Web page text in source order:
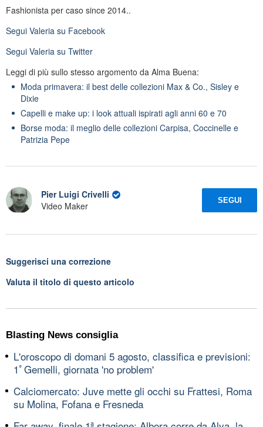
Fashionista per caso since 2014..
Segui Valeria su Facebook
Segui Valeria su Twitter
Leggi di più sullo stesso argomento da Alma Buena:
Moda primavera: il best delle collezioni Max & Co., Sisley e
Dixie
Capelli e make up: i look attuali ispirati agli anni 60 e 70
Borse moda: il meglio delle collezioni Carpisa, Coccinelle e
Patrizia Pepe
Pier Luigi Crivelli
Video Maker
SEGUI
Suggerisci una correzione
Valuta il titolo di questo articolo
Blasting News consiglia
L'oroscopo di domani 5 agosto, classifica e previsioni:
1ﾟGemelli, giornata 'no problem'
Calciomercato: Juve mette gli occhi su Frattesi, Roma
su Molina, Fofana e Fresneda